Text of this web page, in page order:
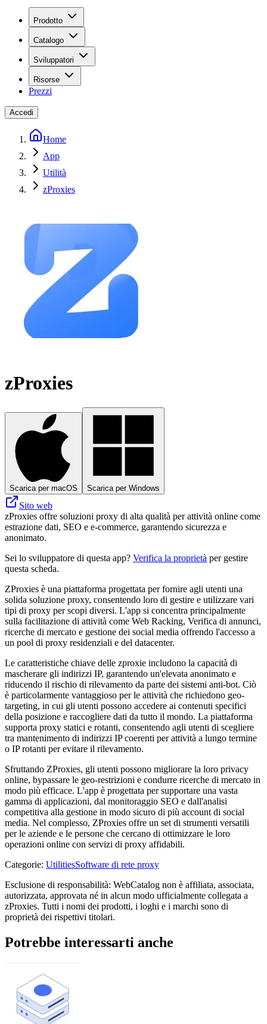
Prodotto
Catalogo
Sviluppatori
Risorse
Prezzi
Accedi
Home
App
Utilità
zProxies
zProxies
Scarica per macOS Scarica per Windows
Sito web
zProxies offre soluzioni proxy di alta qualità per attività online come
estrazione dati, SEO e e-commerce, garantendo sicurezza e
anonimato.
Sei lo sviluppatore di questa app? Verifica la proprietà per gestire
questa scheda.
ZProxies è una piattaforma progettata per fornire agli utenti una
solida soluzione proxy, consentendo loro di gestire e utilizzare vari
tipi di proxy per scopi diversi. L'app si concentra principalmente
sulla facilitazione di attività come Web Racking, Verifica di annunci,
ricerche di mercato e gestione dei social media offrendo l'accesso a
un pool di proxy residenziali e del datacenter.
Le caratteristiche chiave delle zproxie includono la capacità di
mascherare gli indirizzi IP, garantendo un'elevata anonimato e
riducendo il rischio di rilevamento da parte dei sistemi anti-bot. Ciò
è particolarmente vantaggioso per le attività che richiedono geo-
targeting, in cui gli utenti possono accedere ai contenuti specifici
della posizione e raccogliere dati da tutto il mondo. La piattaforma
supporta proxy statici e rotanti, consentendo agli utenti di scegliere
tra mantenimento di indirizzi IP coerenti per attività a lungo termine
o IP rotanti per evitare il rilevamento.
Sfruttando ZProxies, gli utenti possono migliorare la loro privacy
online, bypassare le geo-restrizioni e condurre ricerche di mercato in
modo più efficace. L'app è progettata per supportare una vasta
gamma di applicazioni, dal monitoraggio SEO e dall'analisi
competitiva alla gestione in modo sicuro di più account di social
media. Nel complesso, ZProxies offre un set di strumenti versatili
per le aziende e le persone che cercano di ottimizzare le loro
operazioni online con servizi di proxy affidabili.
Categorie: UtilitiesSoftware di rete proxy
Esclusione di responsabilità: WebCatalog non è affiliata, associata,
autorizzata, approvata né in alcun modo ufficialmente collegata a
zProxies. Tutti i nomi dei prodotti, i loghi e i marchi sono di
proprietà dei rispettivi titolari.
Potrebbe interessarti anche